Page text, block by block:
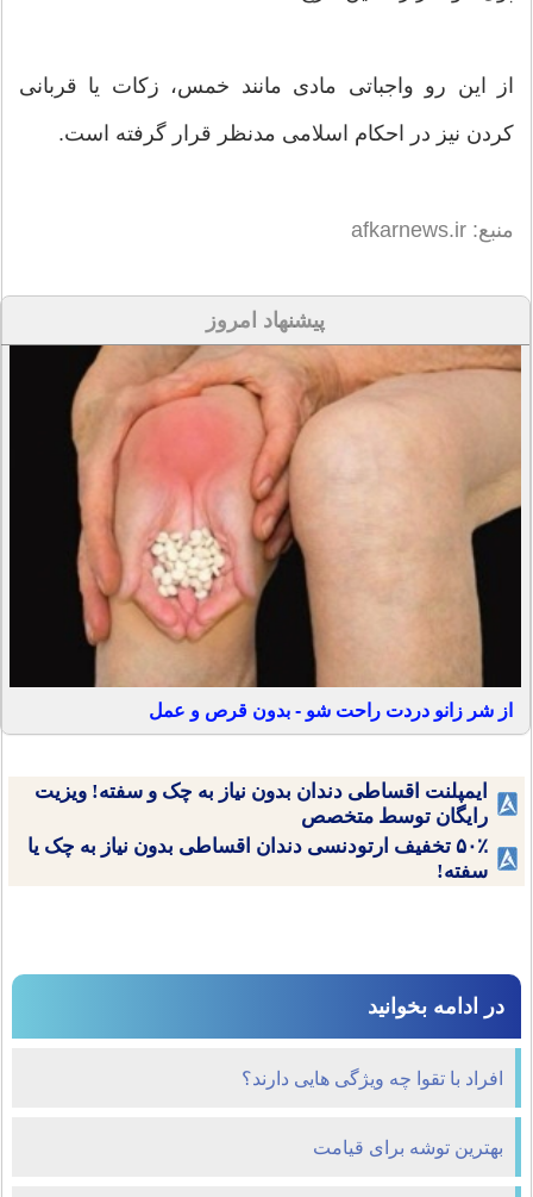
از این رو واجباتی مادی مانند خمس، زکات یا قربانی
کردن نیز در احکام اسلامی مدنظر قرار گرفته است.
منبع: afkarnews.ir
پیشنهاد امروز
از شر زانو دردت راحت شو - بدون قرص و عمل
ایمپلنت اقساطی دندان بدون نیاز به چک و سفته! ویزیت
رایگان توسط متخصص
۵۰٪ تخفیف ارتودنسی دندان اقساطی بدون نیاز به چک یا
سفته!
در ادامه بخوانید
افراد با تقوا چه ویژگی هایی دارند؟
بهترین توشه برای قیامت